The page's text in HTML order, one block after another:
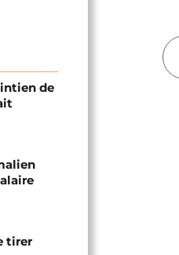
de
tirer